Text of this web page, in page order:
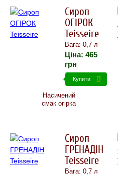
Сироп
ОГІРОК
Teisseire
Вага: 0,7 л
Ціна: 465
грн
Купити
Насичений
смак огірка
Сироп
ГРЕНАДІН
Teisseire
Вага: 0,7 л